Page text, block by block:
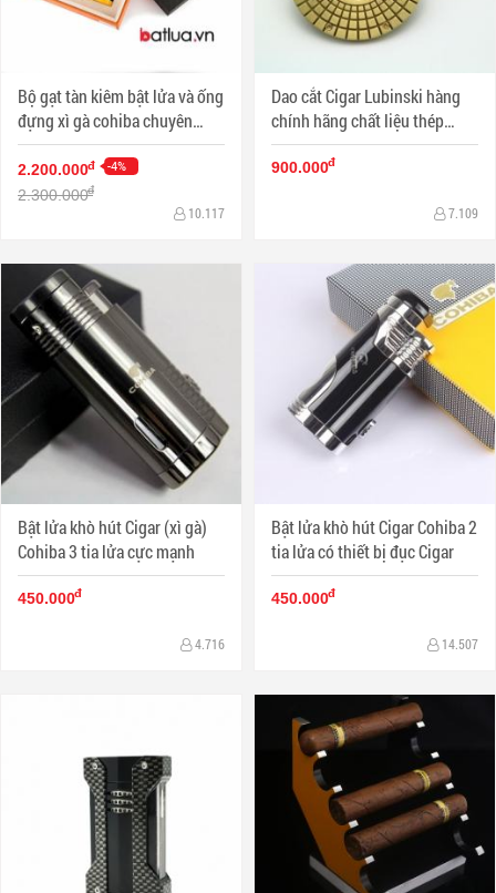
Bộ gạt tàn kiêm bật lửa và ống
đựng xì gà cohiba chuyên
dụng sang trọng
2.200.000đ -4%
2.300.000đ
10.117
Dao cắt Cigar Lubinski hàng
chính hãng chất liệu thép
không gỉ
900.000đ
7.109
Bật lửa khò hút Cigar (xì gà)
Cohiba 3 tia lửa cực mạnh
450.000đ
4.716
Bật lửa khò hút Cigar Cohiba 2
tia lửa có thiết bị đục Cigar
450.000đ
14.507